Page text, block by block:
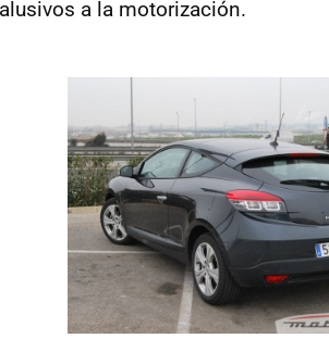
a la motorización.